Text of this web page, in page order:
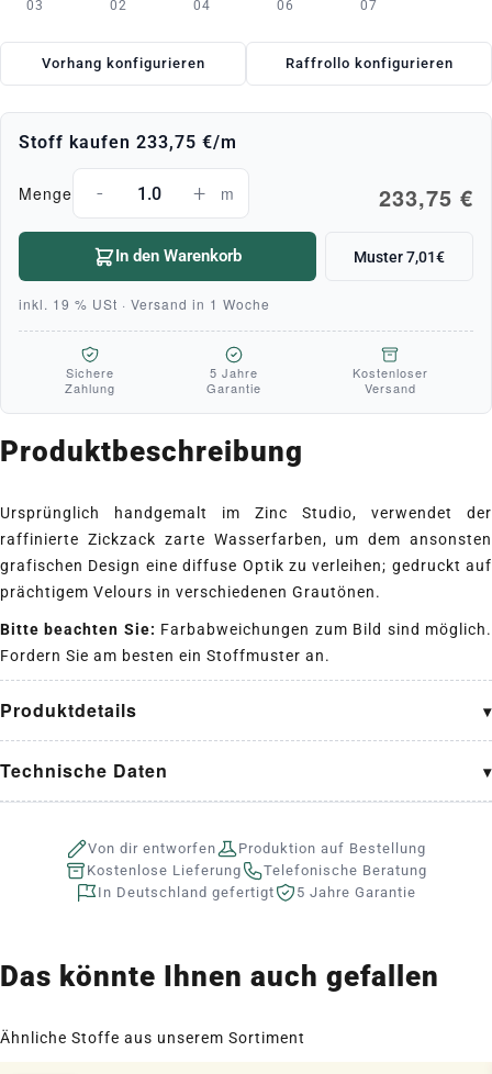
03 02 04 06 07
Vorhang konfigurieren Raffrollo konfigurieren
Stoff kaufen 233,75 €/m
Menge - + m 233,75 €
In den Warenkorb Muster 7,01€
inkl. 19 % USt · Versand in 1 Woche
Sichere
Zahlung
5 Jahre
Garantie
Kostenloser
Versand
Produktbeschreibung
Ursprünglich handgemalt im Zinc Studio, verwendet der
raffinierte Zickzack zarte Wasserfarben, um dem ansonsten
grafischen Design eine diffuse Optik zu verleihen; gedruckt auf
prächtigem Velours in verschiedenen Grautönen.
Bitte beachten Sie: Farbabweichungen zum Bild sind möglich.
Fordern Sie am besten ein Stoffmuster an.
Produktdetails
Technische Daten
Von dir entworfen
Produktion auf Bestellung
Kostenlose Lieferung
Telefonische Beratung
In Deutschland gefertigt
5 Jahre Garantie
Das könnte Ihnen auch gefallen
Ähnliche Stoffe aus unserem Sortiment